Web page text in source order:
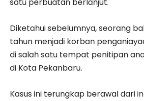
satu perbuatan berlanjut.
Diketahui sebelumnya, seorang
tahun menjadi korban
di salah satu tempat penitipan
di Kota Pekanbaru.
Kasus ini terungkap berawal dari